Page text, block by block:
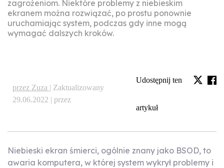
zagrożeniom. Niektóre problemy z niebieskim
ekranem można rozwiązać, po prostu ponownie
uruchamiając system, podczas gdy inne mogą
wymagać dalszych kroków.
przez Zuza | Zaktualizowany
29.06.2022 | przez
Udostępnij ten
artykuł
Niebieski ekran śmierci, ogólnie znany jako BSOD, to
awaria komputera, w której system wykrył problemy i